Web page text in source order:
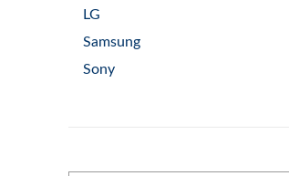
LG
Samsung
Sony